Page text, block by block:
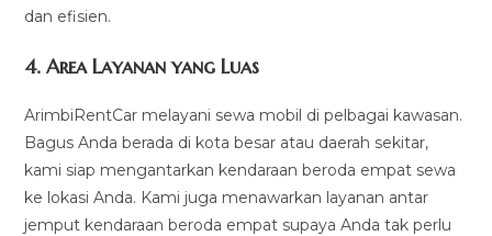
dan efisien.
4.Area Layanan yang Luas
ArimbiRentCar melayani sewa mobil di pelbagai kawasan.
Bagus Anda berada di kota besar atau daerah sekitar,
kami siap mengantarkan kendaraan beroda empat sewa
ke lokasi Anda. Kami juga menawarkan layanan antar
jemput kendaraan beroda empat supaya Anda tak perlu